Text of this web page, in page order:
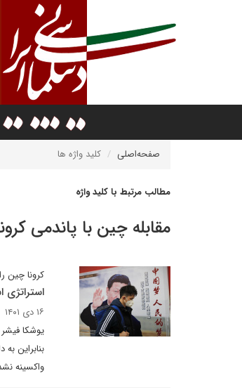
صفحه‌اصلی کلید واژه ها
مطالب مرتبط با کلید واژه
مقابله چین با پاندمی
کرونا چین
۱۶ دی ۱۴۰۱
یوشکا
بنابراین
واکسینه